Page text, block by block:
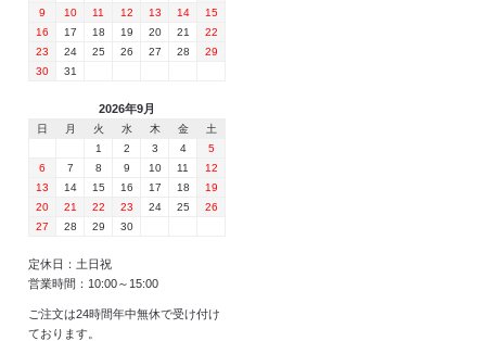
9
10 11 12 13 14
15
16
17 18 19 20 21
22
23
24 25 26 27 28
29
30
31
2026年9月
日 月 火 水 木 金
土
1
2 3 4
5
6
7 8 9 10 11
12
13
14 15 16 17 18
19
20
21 22 23 24 25
26
27
28 29 30
定休日：土日祝
営業時間：10:00～15:00
ご注文は24時間年中無休で受け付け
ております。